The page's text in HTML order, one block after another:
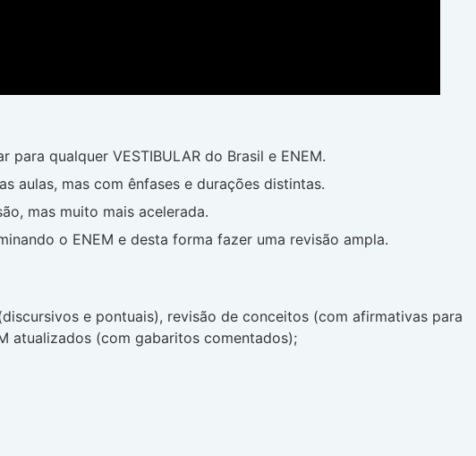
qualquer VESTIBULAR do Brasil e ENEM.
aulas, mas com ênfases e durações distintas.
mas muito mais acelerada.
o ENEM e desta forma fazer uma revisão ampla.
e pontuais), revisão de conceitos (com afirmativas para
atualizados (com gabaritos comentados);